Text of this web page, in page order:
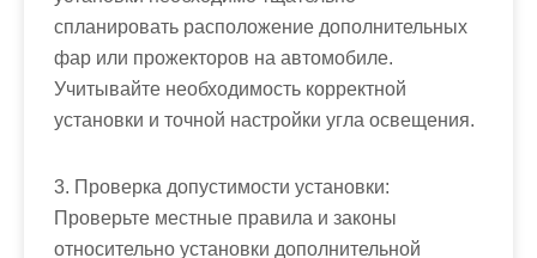
спланировать расположение дополнительных
фар или прожекторов на автомобиле.
Учитывайте необходимость корректной
установки и точной настройки угла освещения.
3. Проверка допустимости установки:
Проверьте местные правила и законы
относительно установки дополнительной